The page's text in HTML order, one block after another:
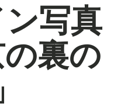
写真
裏の